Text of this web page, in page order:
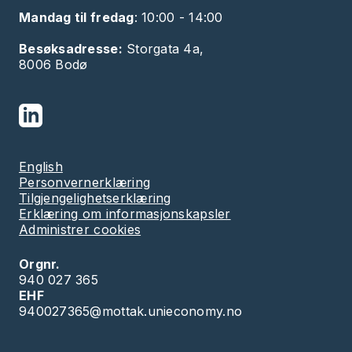
dine i kontakt- og reservasjonsregisteret
Mandag til fredag: 10:00 - 14:00
Besøksadresse: Storgata 4a,
8006 Bodø
English
Personvernerklæring
Tilgjengelighetserklæring
Erklæring om informasjonskapsler
Administrer cookies
Orgnr.
940 027 365
EHF
940027365@mottak.unieconomy.no